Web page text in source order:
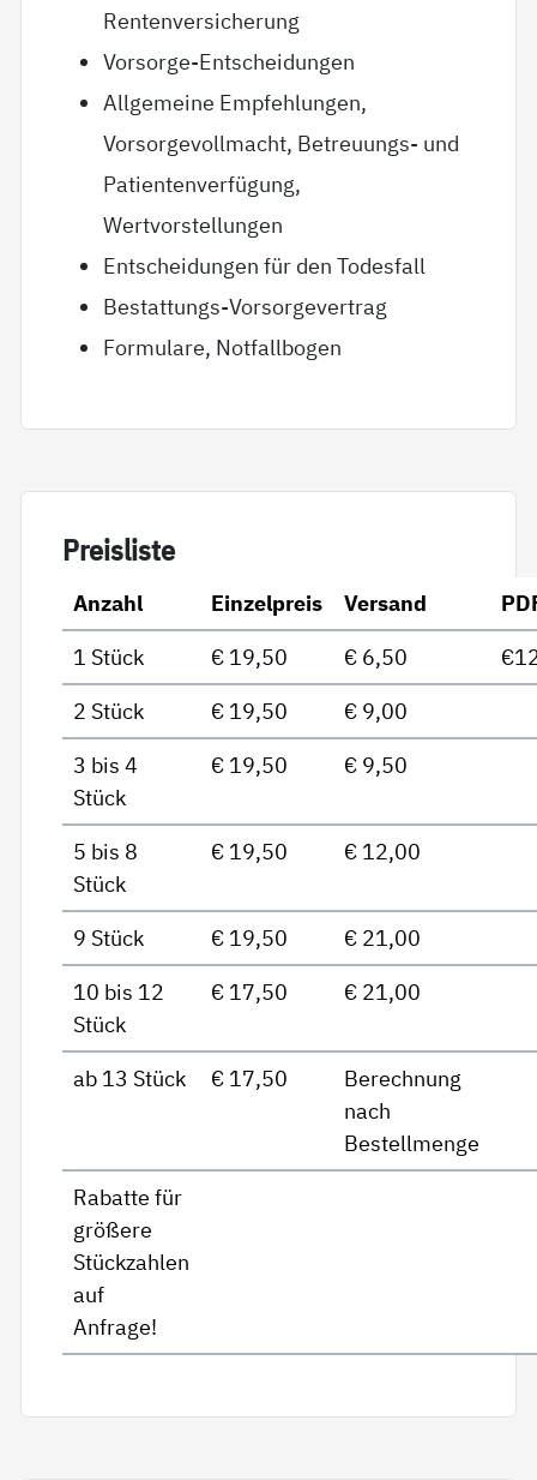
Rentenversicherung
Vorsorge-Entscheidungen
Allgemeine Empfehlungen,
Vorsorgevollmacht, Betreuungs- und
Patientenverfügung,
Wertvorstellungen
Entscheidungen für den Todesfall
Bestattungs-Vorsorgevertrag
Formulare, Notfallbogen
Preis­lis­te
Anzahl Einzelpreis Versand
1 Stück
€ 19,50 € 6,50
2 Stück
€ 19,50
€ 9,00
3 bis 4
Stück
€ 19,50 € 9,50
5 bis 8
Stück
€ 19,50 € 12,00
9 Stück € 19,50
€ 21,00
10 bis 12
Stück
€ 17,50 € 21,00
ab 13 Stück € 17,50
Berechnung
nach
Bestellmenge
Rabatte für
größere
Stückzahlen
auf
Anfrage!